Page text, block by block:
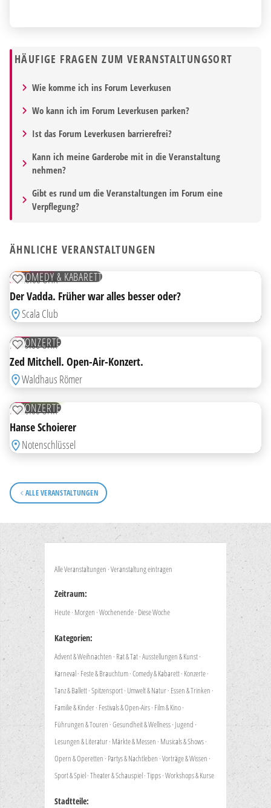
HÄUFIGE FRAGEN ZUM VERANSTALTUNGSORT
Wie komme ich ins Forum Leverkusen
Wo kann ich im Forum Leverkusen parken?
Ist das Forum Leverkusen barrierefrei?
Kann ich meine Garderobe mit in die Veranstaltung
nehmen?
Gibt es rund um die Veranstaltungen im Forum eine
Verpflegung?
ÄHNLICHE VERANSTALTUNGEN
HIGHLIGHT
15
COMEDY & KABARETT
ZUR MERKLISTE HINZUFÜGEN
SA20:00 UHR
Der Vadda. Früher war alles besser oder?
Scala Club
21
KONZERTE
ZUR MERKLISTE HINZUFÜGEN
FR19:00 UHR
Zed Mitchell. Open-Air-Konzert.
Waldhaus Römer
28
KONZERTE
ZUR MERKLISTE HINZUFÜGEN
FR20:00 UHR
Hanse Schoierer
Notenschlüssel
ALLE VERANSTALTUNGEN
Alle Veranstaltungen ·Veranstaltung eintragen
Zeitraum:
Heute· Morgen ·Wochenende· Diese Woche
Kategorien:
Advent & Weihnachten · Rat & Tat·Ausstellungen & Kunst·
Karneval· Feste & Brauchtum·Comedy & Kabarett· Konzerte·
Tanz & Ballett·Spitzensport· Umwelt & Natur· Essen & Trinken ·
Familie & Kinder· Festivals & Open-Airs· Film & Kino·
Führungen & Touren ·Gesundheit & Wellness· Jugend ·
Lesungen & Literatur· Märkte & Messen · Musicals & Shows·
Opern & Operetten · Partys & Nachtleben ·Vorträge & Wissen ·
Sport & Spiel·Theater & Schauspiel·Tipps·Workshops & Kurse
Stadtteile: